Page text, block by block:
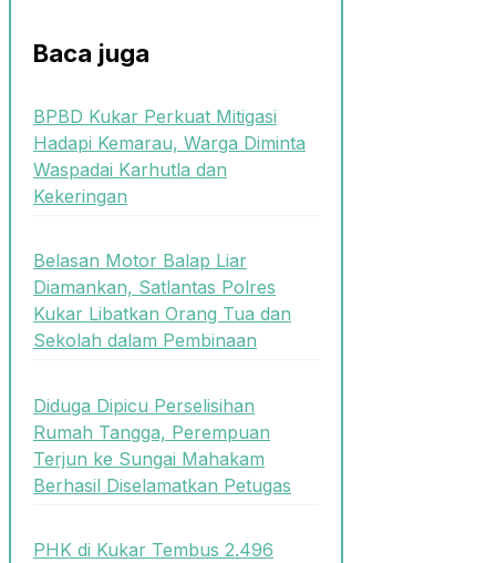
Baca juga
BPBD Kukar Perkuat Mitigasi
Hadapi Kemarau, Warga Diminta
Waspadai Karhutla dan
Kekeringan
Belasan Motor Balap Liar
Diamankan, Satlantas Polres
Kukar Libatkan Orang Tua dan
Sekolah dalam Pembinaan
Diduga Dipicu Perselisihan
Rumah Tangga, Perempuan
Terjun ke Sungai Mahakam
Berhasil Diselamatkan Petugas
PHK di Kukar Tembus 2.496